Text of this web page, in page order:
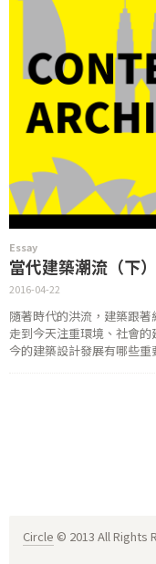
Essay
當代建築潮流（下
2016-04-22
隨著時代的洪流，建築跟
走到今天注重環境、社會
今的建築設計發展有哪些重
Circle © 2013 All Rights